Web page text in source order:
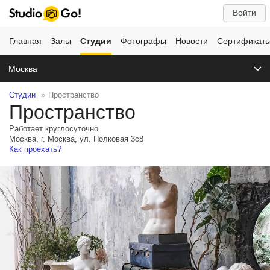
Войти
Главная Залы Студии Фотографы Новости
Москва
Студии Пространство
Пространство
Работает круглосуточно
Москва, г. Москва, ул. Полковая 3с8
Как проехать?